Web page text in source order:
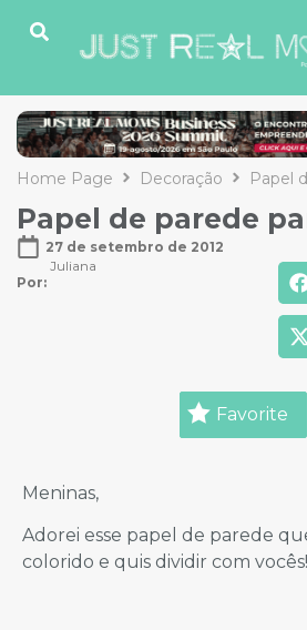
Home Page Decoração Papel
Papel de parede
27 de setembro de 2012
Por:
Juliana
Favorite
Meninas,
Adorei esse papel de parede
colorido e quis dividir com vocês!